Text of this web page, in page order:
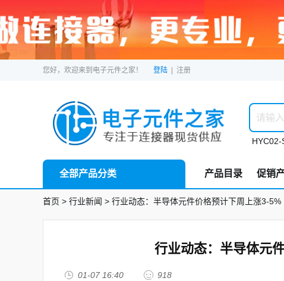
您好，欢迎来到电子元件之家！ 登陆 注册
全部产品分类 产品目录 促销
首页 > 行业新闻 > 行业动态：半导体元件价格预计下周上涨3-5%
行业动态：半导体元
 01-07 16:40  918